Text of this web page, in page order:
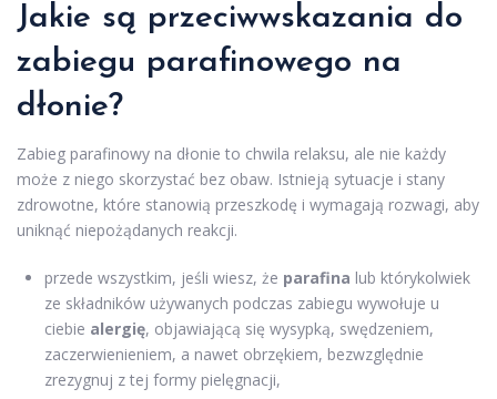
Jakie są przeciwwskazania do
zabiegu parafinowego na
dłonie?
Zabieg parafinowy na dłonie to chwila relaksu, ale nie każdy
może z niego skorzystać bez obaw. Istnieją sytuacje i stany
zdrowotne, które stanowią przeszkodę i wymagają rozwagi, aby
uniknąć niepożądanych reakcji.
przede wszystkim, jeśli wiesz, że parafina lub którykolwiek
ze składników używanych podczas zabiegu wywołuje u
ciebie alergię, objawiającą się wysypką, swędzeniem,
zaczerwienieniem, a nawet obrzękiem, bezwzględnie
zrezygnuj z tej formy pielęgnacji,